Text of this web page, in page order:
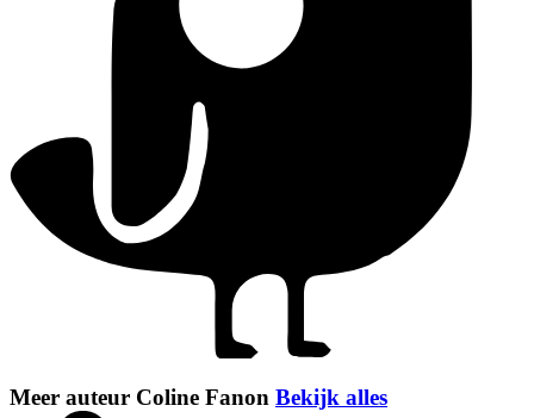
Meer auteur Coline Fanon Bekijk alles